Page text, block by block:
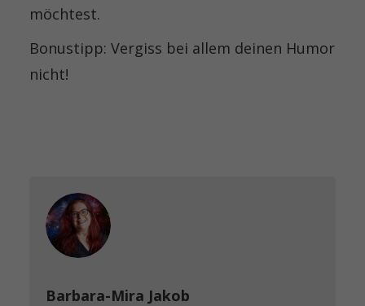
möchtest.
Bonustipp: Vergiss bei allem deinen Humor
nicht!
Barbara-Mira Jakob